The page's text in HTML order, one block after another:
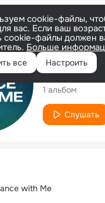
cookie-файлы,
вас. Если ваш
cookie-файлы должен
Больше
все Настроить
Исполнитель
Erlisa
1 альбом
Слушать
with Me